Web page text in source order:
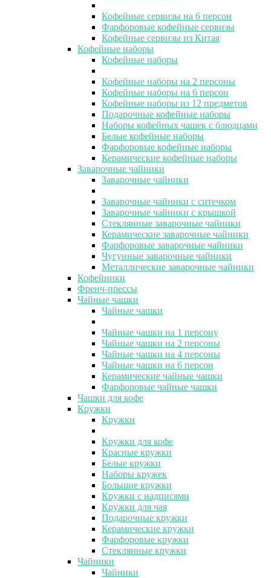
Кофейные сервизы на 6 персон
Фарфоровые кофейные сервизы
Кофейные сервизы из Китая
Кофейные наборы
Кофейные наборы
Кофейные наборы на 2 персоны
Кофейные наборы на 6 персон
Кофейные наборы из 12 предметов
Подарочные кофейные наборы
Наборы кофейных чашек с блюдцами
Белые кофейные наборы
Фарфоровые кофейные наборы
Керамические кофейные наборы
Заварочные чайники
Заварочные чайники
Заварочные чайники с ситечком
Заварочные чайники с крышкой
Стеклянные заварочные чайники
Керамические заварочные чайники
Фарфоровые заварочные чайники
Чугунные заварочные чайники
Металлические заварочные чайники
Кофейники
Френч-прессы
Чайные чашки
Чайные чашки
Чайные чашки на 1 персону
Чайные чашки на 2 персоны
Чайные чашки на 4 персоны
Чайные чашки на 6 персон
Керамические чайные чашки
Фарфоровые чайные чашки
Чашки для кофе
Кружки
Кружки
Кружки для кофе
Красные кружки
Белые кружки
Наборы кружек
Большие кружки
Кружки с надписями
Кружки для чая
Подарочные кружки
Керамические кружки
Фарфоровые кружки
Стеклянные кружки
Чайники
Чайники